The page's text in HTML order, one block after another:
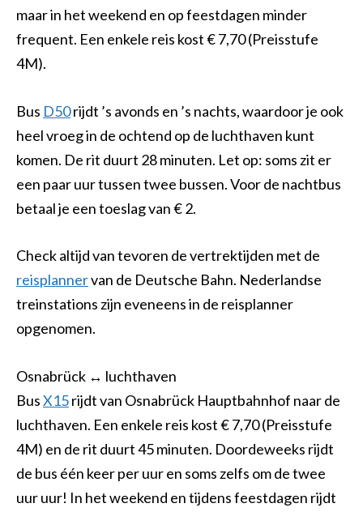
maar in het weekend en op feestdagen minder
frequent. Een enkele reis kost € 7,70 (Preisstufe
4M).
Bus D50rijdt ’s avonds en ’s nachts, waardoor je ook
heel vroeg in de ochtend op de luchthaven kunt
komen. De rit duurt 28 minuten. Let op: soms zit er
een paar uur tussen twee bussen. Voor de nachtbus
betaal je een toeslag van € 2.
Check altijd van tevoren de vertrektijden met de
reisplannervan de Deutsche Bahn. Nederlandse
treinstations zijn eveneens in de reisplanner
opgenomen.
Osnabrück ↔ luchthaven
BusX15rijdt van Osnabrück Hauptbahnhof naar de
luchthaven. Een enkele reis kost € 7,70 (Preisstufe
4M) en de rit duurt 45 minuten. Doordeweeks rijdt
de bus één keer per uur en soms zelfs om de twee
uur uur! In het weekend en tijdens feestdagen rijdt